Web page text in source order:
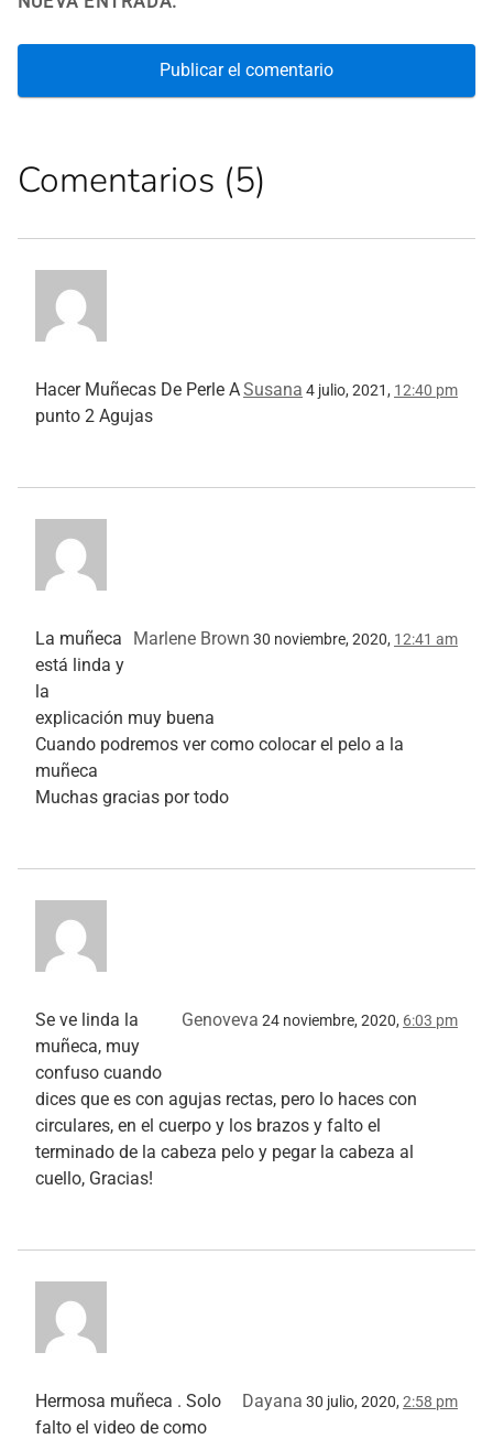
Comentarios (5)
Susana 4 julio, 2021, 12:40 pm
Hacer Muñecas De Perle A
punto 2 Agujas
Marlene Brown 30 noviembre, 2020, 12:41 am
La muñeca
está linda y
la
explicación muy buena
Cuando podremos ver como colocar el pelo a la
muñeca
Muchas gracias por todo
Genoveva 24 noviembre, 2020, 6:03 pm
Se ve linda la
muñeca, muy
confuso cuando
dices que es con agujas rectas, pero lo haces con
circulares, en el cuerpo y los brazos y falto el
terminado de la cabeza pelo y pegar la cabeza al
cuello, Gracias!
Dayana 30 julio, 2020, 2:58 pm
Hermosa muñeca . Solo
falto el video de como